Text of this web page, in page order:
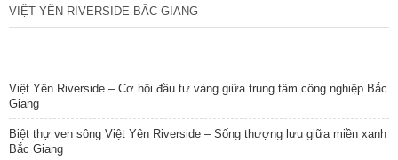
VIỆT YÊN RIVERSIDE BẮC GIANG
Việt Yên Riverside – Cơ hội đầu tư vàng giữa trung tâm công nghiệp Bắc
Giang
Biệt thự ven sông Việt Yên Riverside – Sống thượng lưu giữa miền xanh
Bắc Giang